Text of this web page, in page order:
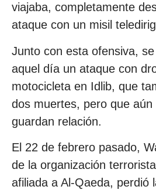
viajaba, completamente
ataque con un misil
Junto con esta ofensiva,
aquel día un ataque con
motocicleta en Idlib, que
dos muertes, pero que
guardan relación.
El 22 de febrero pasado,
de la organización
afiliada a Al-Qaeda, perdió